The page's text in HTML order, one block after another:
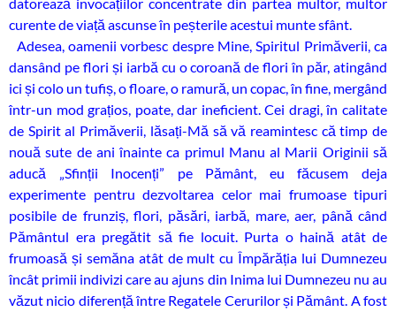
curente de viață ascunse în peșterile acestui munte sfânt.
Adesea, oamenii vorbesc despre Mine, Spiritul Primăverii, ca
dansând pe flori și iarbă cu o coroană de flori în păr, atingând
ici și colo un tufiș, o floare, o ramură, un copac, în fine, mergând
într-un mod grațios, poate, dar ineficient. Cei dragi, în calitate
de Spirit al Primăverii, lăsați-Mă să vă reamintesc că timp de
nouă sute de ani înainte ca primul Manu al Marii Originii să
aducă „Sfinții Inocenți” pe Pământ, eu făcusem deja
experimente pentru dezvoltarea celor mai frumoase tipuri
posibile de frunziș, flori, păsări, iarbă, mare, aer, până când
Pământul era pregătit să fie locuit. Purta o haină atât de
frumoasă și semăna atât de mult cu Împărăția lui Dumnezeu
încât primii indivizi care au ajuns din Inima lui Dumnezeu nu au
văzut nicio diferență între Regatele Cerurilor și Pământ. A fost